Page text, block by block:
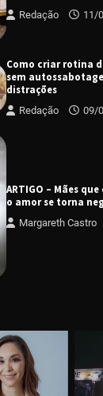
Redação 11/
Como criar rotina
sem
distrações
Redação 09/
ARTIGO – Mães
o amor se torna
Margareth Castro